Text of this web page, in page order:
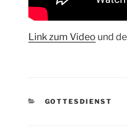
Link zum Video und
KATEGORIEN
GOTTESDIENST